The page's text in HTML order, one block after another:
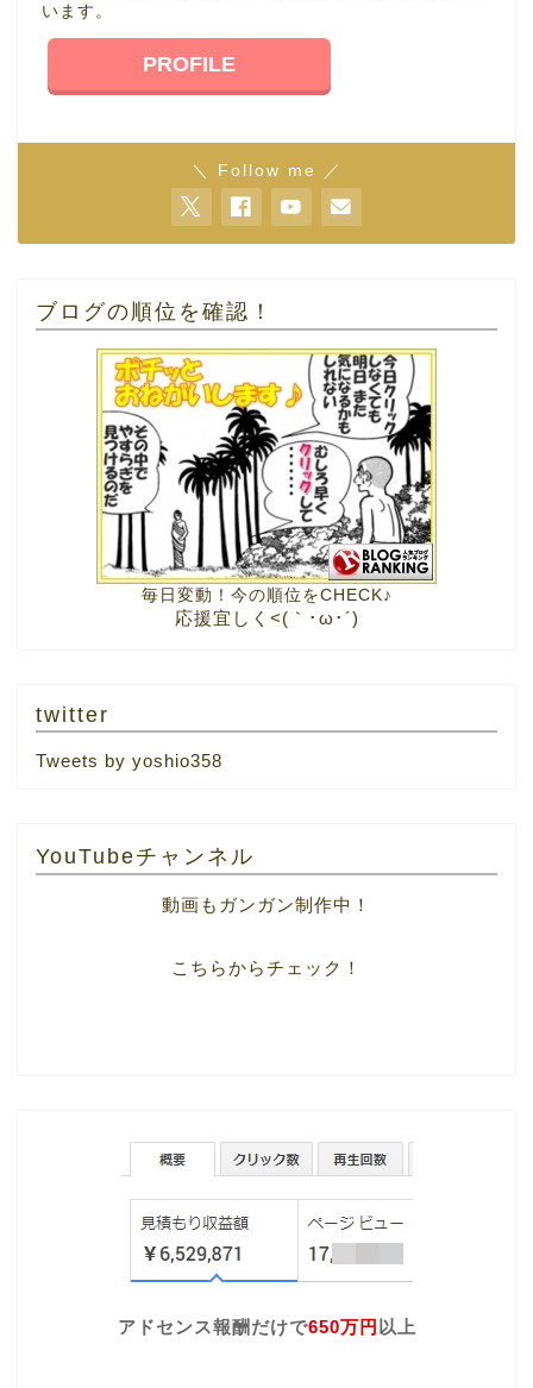
います。
PROFILE
＼ Follow me ／
ブログの順位を確認！
毎日変動！今の順位をCHECK♪
応援宜しく<(｀･ω･´)
twitter
Tweets by yoshio358
YouTubeチャンネル
動画もガンガン制作中！
こちらからチェック！
アドセンス報酬だけで650万円 以上